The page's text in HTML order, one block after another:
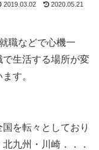
2019.03.02 2020.05.21
職などで心機一
生活する場所が変
す。
を転々としており
九州・川崎．．．